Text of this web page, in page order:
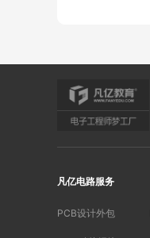
凡亿电路服务
PCB设计外包